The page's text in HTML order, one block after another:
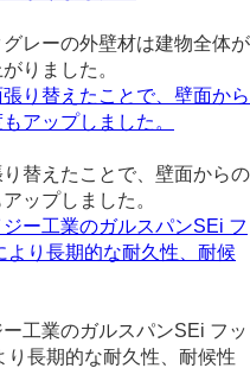
レーの外壁材は建物全体が
りました。
替えたことで、壁面からの
ップしました。
工業のガルスパンSEi フッ
長期的な耐久性、耐候性